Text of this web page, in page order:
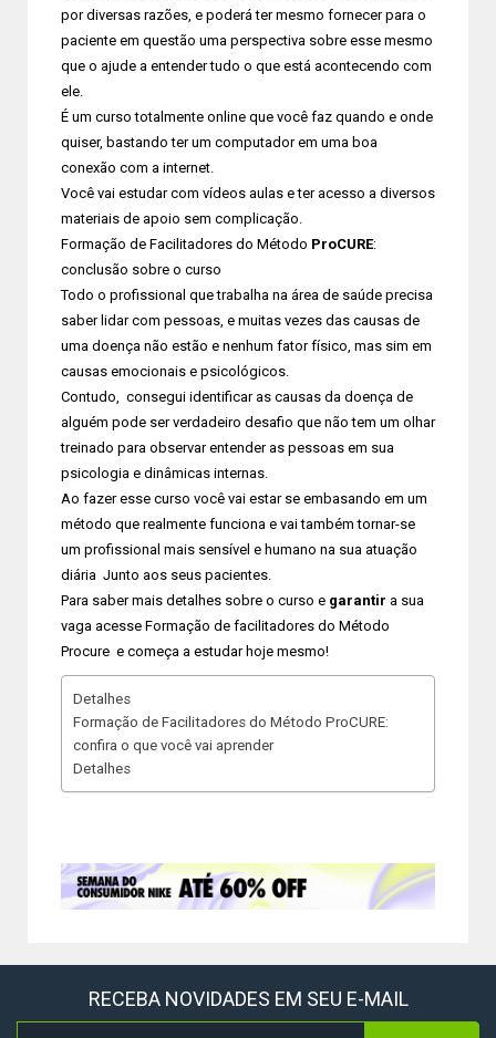
por diversas razões, e poderá ter mesmo fornecer para o
paciente em questão uma perspectiva sobre esse mesmo
que o ajude a entender tudo o que está acontecendo com
ele.
É um curso totalmente online que você faz quando e onde
quiser, bastando ter um computador em uma boa
conexão com a internet.
Você vai estudar com vídeos aulas e ter acesso a diversos
materiais de apoio sem complicação.
Formação de Facilitadores do Método ProCURE:
conclusão sobre o curso
Todo o profissional que trabalha na área de saúde precisa
saber lidar com pessoas, e muitas vezes das causas de
uma doença não estão e nenhum fator físico, mas sim em
causas emocionais e psicológicos.
Contudo, consegui identificar as causas da doença de
alguém pode ser verdadeiro desafio que não tem um olhar
treinado para observar entender as pessoas em sua
psicologia e dinâmicas internas.
Ao fazer esse curso você vai estar se embasando em um
método que realmente funciona e vai também tornar-se
um profissional mais sensível e humano na sua atuação
diária Junto aos seus pacientes.
Para saber mais detalhes sobre o curso e garantir a sua
vaga acesse Formação de facilitadores do Método
Procure e começa a estudar hoje mesmo!
Detalhes
Formação de Facilitadores do Método ProCURE:
confira o que você vai aprender
Detalhes
RECEBA NOVIDADES EM SEU E-MAIL